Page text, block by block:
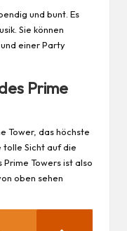
und bunt. Es
Sie können
einer Party
Prime
Tower, das höchste
tolle Sicht auf die
Prime Towers ist also
oben sehen